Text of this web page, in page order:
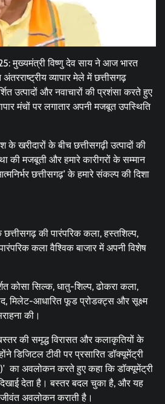
मुख्यमंत्री विष्णु देव साय ने आज भारत
व्यापार मेले में छत्तीसगढ़
उत्पादों और नवाचारों की प्रशंसा करते हुए
मंचों पर लगातार अपनी मजबूत उपस्थिति
खरीदारों के बीच छत्तीसगढ़ी उत्पादों की
की मजबूती और हमारे कारीगरों के सम्मान
छत्तीसगढ़’ के हमारे संकल्प की दिशा
की पारंपरिक कला, हस्तशिल्प,
कला वैश्विक बाजार में अपनी विशेष
कोसा सिल्क, धातु-शिल्प, ढोकरा कला,
मिलेट-आधारित फूड प्रोडक्ट्स और सूक्ष्म
की।
की समृद्ध विरासत और कलाकृतियों के
डिजिटल टीवी पर प्रसारित डॉक्यूमेंट्री
का अवलोकन करते हुए कहा कि डॉक्यूमेंट्री
देता है। बस्तर बदल चुका है, और यह
जीवंत अवलोकन कराती है।